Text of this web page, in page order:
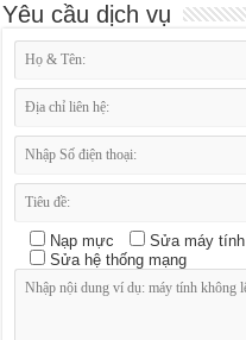
Yêu cầu dịch vụ
Nạp mực Sửa máy tính
Sửa hệ thống mạng